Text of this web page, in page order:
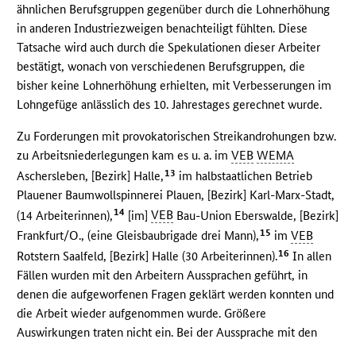
ähnlichen Berufsgruppen gegenüber durch die Lohnerhöhung
in anderen Industriezweigen benachteiligt fühlten. Diese
Tatsache wird auch durch die Spekulationen dieser Arbeiter
bestätigt, wonach von verschiedenen Berufsgruppen, die
bisher keine Lohnerhöhung erhielten, mit Verbesserungen im
Lohngefüge anlässlich des 10. Jahrestages gerechnet wurde.
Zu Forderungen mit provokatorischen Streikandrohungen bzw.
zu Arbeitsniederlegungen kam es u. a. imVEB WEMA
Aschersleben, [Bezirk] Halle,13 im halbstaatlichen Betrieb
Plauener Baumwollspinnerei Plauen, [Bezirk] Karl-Marx-Stadt,
(14 Arbeiterinnen),14 [im]VEB Bau-Union Eberswalde, [Bezirk]
Frankfurt/O., (eine Gleisbaubrigade drei Mann),15 imVEB
Rotstern Saalfeld, [Bezirk] Halle (30 Arbeiterinnen).16 In allen
Fällen wurden mit den Arbeitern Aussprachen geführt, in
denen die aufgeworfenen Fragen geklärt werden konnten und
die Arbeit wieder aufgenommen wurde. Größere
Auswirkungen traten nicht ein. Bei der Aussprache mit den